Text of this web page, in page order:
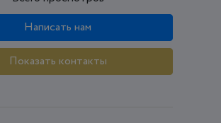
Написать нам
Показать контакты